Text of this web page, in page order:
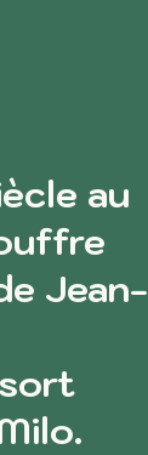
au
Jean-